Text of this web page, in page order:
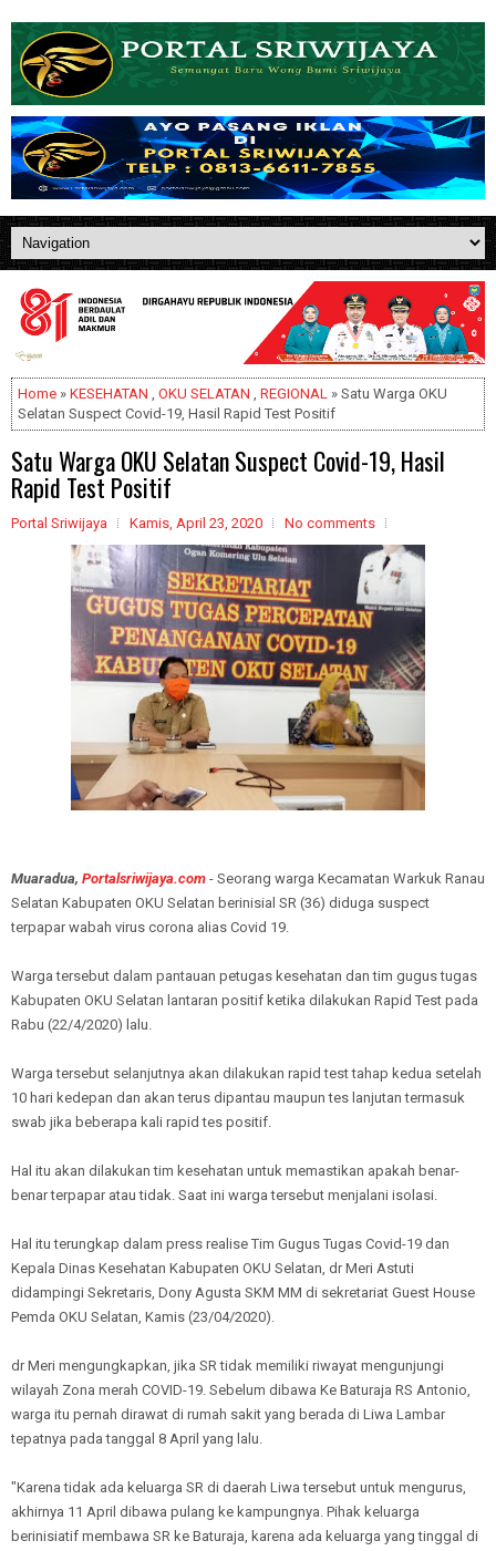
Home » KESEHATAN , OKU SELATAN , REGIONAL » Satu Warga OKU
Selatan Suspect Covid-19, Hasil Rapid Test Positif
Satu Warga OKU Selatan Suspect Covid-19, Hasil
Rapid Test Positif
Portal Sriwijaya Kamis, April 23, 2020 No comments
Muaradua, Portalsriwijaya.com - Seorang warga Kecamatan Warkuk Ranau
Selatan Kabupaten OKU Selatan berinisial SR (36) diduga suspect
terpapar wabah virus corona alias Covid 19.
Warga tersebut dalam pantauan petugas kesehatan dan tim gugus tugas
Kabupaten OKU Selatan lantaran positif ketika dilakukan Rapid Test pada
Rabu (22/4/2020) lalu.
Warga tersebut selanjutnya akan dilakukan rapid test tahap kedua setelah
10 hari kedepan dan akan terus dipantau maupun tes lanjutan termasuk
swab jika beberapa kali rapid tes positif.
Hal itu akan dilakukan tim kesehatan untuk memastikan apakah benar-
benar terpapar atau tidak. Saat ini warga tersebut menjalani isolasi.
Hal itu terungkap dalam press realise Tim Gugus Tugas Covid-19 dan
Kepala Dinas Kesehatan Kabupaten OKU Selatan, dr Meri Astuti
didampingi Sekretaris, Dony Agusta SKM MM di sekretariat Guest House
Pemda OKU Selatan, Kamis (23/04/2020).
dr Meri mengungkapkan, jika SR tidak memiliki riwayat mengunjungi
wilayah Zona merah COVID-19. Sebelum dibawa Ke Baturaja RS Antonio,
warga itu pernah dirawat di rumah sakit yang berada di Liwa Lambar
tepatnya pada tanggal 8 April yang lalu.
"Karena tidak ada keluarga SR di daerah Liwa tersebut untuk mengurus,
akhirnya 11 April dibawa pulang ke kampungnya. Pihak keluarga
berinisiatif membawa SR ke Baturaja, karena ada keluarga yang tinggal di